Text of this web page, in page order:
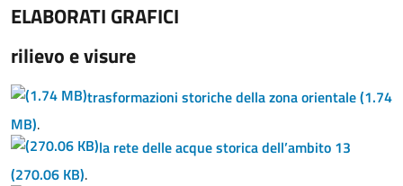
ELABORATI GRAFICI
rilievo e visure
trasformazioni storiche della zona orientale(1.74
MB).
la rete delle acque storica dell’ambito 13
(270.06 KB).